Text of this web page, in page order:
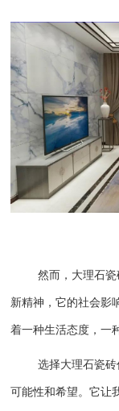
然而，大理石
新精神，它的社会影
着一种生活态度，一
选择大理石瓷
可能性和希望。它让